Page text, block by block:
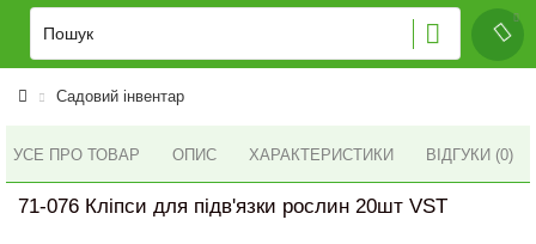
Садовий інвентар
УСЕ ПРО ТОВАР ОПИС ХАРАКТЕРИСТИКИ ВІДГУКИ (0)
71-076 Кліпси для підв'язки рослин 20шт VST